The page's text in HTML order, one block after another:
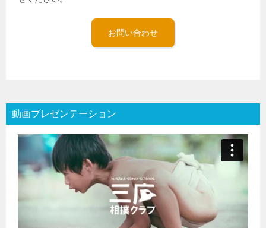
お問い合わせ
動画プレゼンテーション